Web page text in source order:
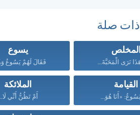
صلة
المخلص
نَرَى الْمَحَبَّةَ...
يسوع
فَقَالَ لَهُمْ يَسُوعُ
القيامة
«أَنَا هُوَ...
الملائكة
أَمْ تَظُنُّ أَنِّي